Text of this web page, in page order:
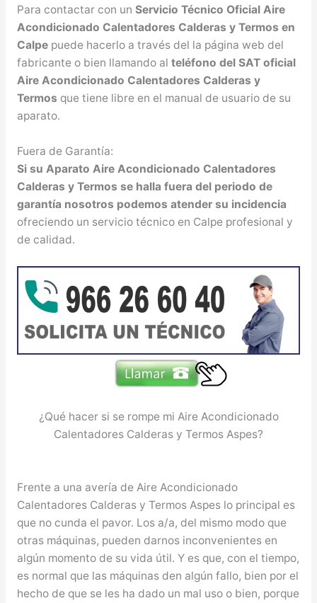
Para contactar con un Servicio Técnico Oficial Aire
Acondicionado Calentadores Calderas y Termos en
Calpepuede hacerlo a través del la página web del
fabricante o bien llamando al teléfono del SAT oficial
Aire Acondicionado Calentadores Calderas y
Termos que tiene libre en el manual de usuario de su
aparato.
Fuera de Garantía:
Si su Aparato Aire Acondicionado Calentadores
Calderas y Termos se halla fuera del periodo de
garantía nosotros podemos atender su incidencia
ofreciendo un servicio técnico en Calpe profesional y
de calidad.
¿Qué hacer si se rompe mi Aire Acondicionado
Calentadores Calderas y Termos Aspes?
Frente a una avería de Aire Acondicionado
Calentadores Calderas y Termos Aspes lo principal es
que no cunda el pavor. Los a/a, del mismo modo que
otras máquinas, pueden darnos inconvenientes en
algún momento de su vida útil. Y es que, con el tiempo,
es normal que las máquinas den algún fallo, bien por el
hecho de que se les ha dado un mal uso o bien, porque